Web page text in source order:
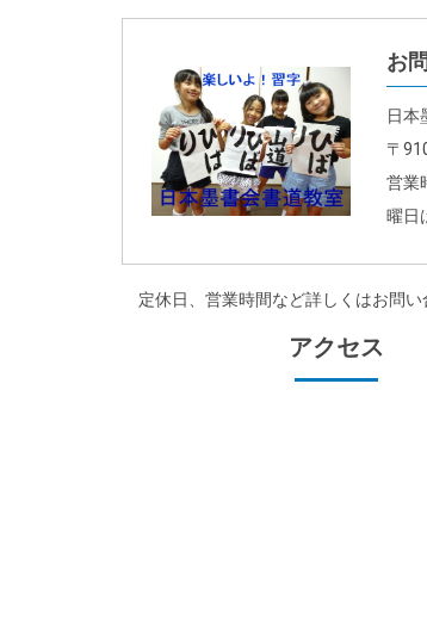
お
日本
〒
営業
曜日
定休日、営業時間など詳しくはお問い
アクセス